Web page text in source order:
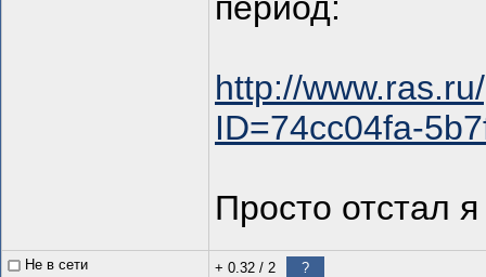
http://
ID=74cc04fa-
Просто отстал
Не в сети + 0.32 / 2 ?